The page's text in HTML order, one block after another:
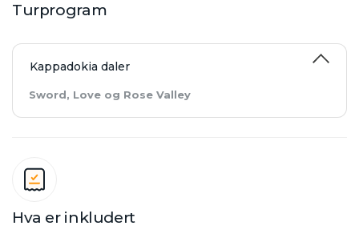
Turprogram
Kappadokia daler
Sword, Love og Rose Valley
Hva er inkludert